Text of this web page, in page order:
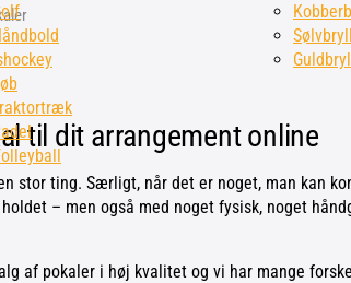
til dit arrangement online
stor ting. Særligt, når det er noget, man kan
– men også med noget fysisk, noget
af pokaler i høj kvalitet og vi har mange